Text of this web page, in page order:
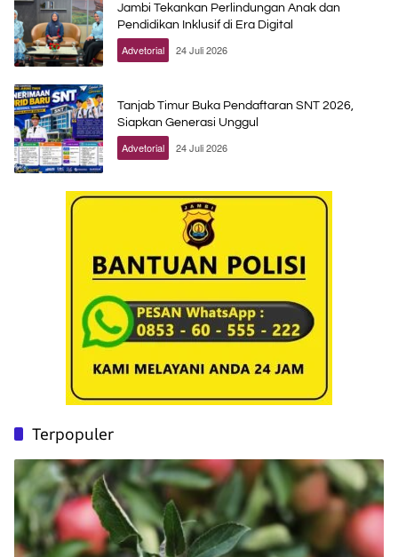
Jambi Tekankan Perlindungan Anak dan
Pendidikan Inklusif di Era Digital
Advetorial 24 Juli 2026
Tanjab Timur Buka Pendaftaran SNT 2026,
Siapkan Generasi Unggul
Advetorial 24 Juli 2026
Terpopuler